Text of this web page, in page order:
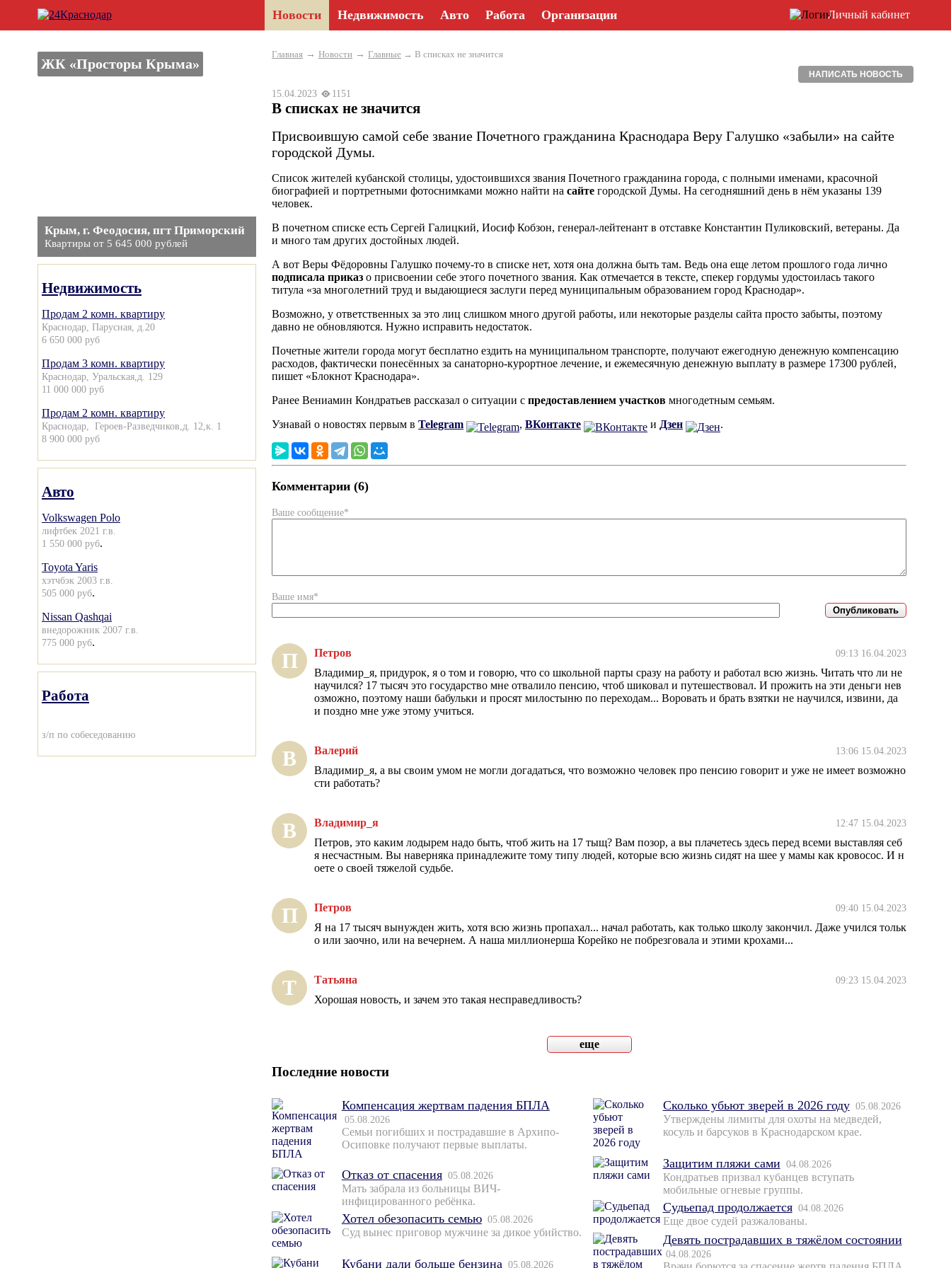
Новости Недвижимость Авто Работа Организации Личный кабинет
ЖК «Просторы Крыма»
Крым, г. Феодосия, пгт Приморский
Квартиры от 5 645 000 рублей
Недвижимость
Продам 2 комн. квартиру
Краснодар, Парусная, д.20
6 650 000 руб
Продам 3 комн. квартиру
Краснодар, Уральская,д. 129
11 000 000 руб
Продам 2 комн. квартиру
Краснодар, Героев-Разведчиков,д. 12,к. 1
8 900 000 руб
Авто
Volkswagen Polo
лифтбек 2021 г.в.
1 550 000 руб.
Toyota Yaris
хэтчбэк 2003 г.в.
505 000 руб.
Nissan Qashqai
внедорожник 2007 г.в.
775 000 руб.
Работа
з/п по собеседованию
Главная → Новости → Главные → В списках не значится
НАПИСАТЬ НОВОСТЬ
15.04.2023 1151
В списках не значится
Присвоившую самой себе звание Почетного гражданина Краснодара Веру Галушко «забыли» на сайте
городской Думы.
Список жителей кубанской столицы, удостоившихся звания Почетного гражданина города, с полными именами, красочной
биографией и портретными фотоснимками можно найти на сайте городской Думы. На сегодняшний день в нём указаны 139
человек.
В почетном списке есть Сергей Галицкий, Иосиф Кобзон, генерал-лейтенант в отставке Константин Пуликовский, ветераны. Да
и много там других достойных людей.
А вот Веры Фёдоровны Галушко почему-то в списке нет, хотя она должна быть там. Ведь она еще летом прошлого года лично
подписала приказ о присвоении себе этого почетного звания. Как отмечается в тексте, спекер гордумы удостоилась такого
титула «за многолетний труд и выдающиеся заслуги перед муниципальным образованием город Краснодар».
Возможно, у ответственных за это лиц слишком много другой работы, или некоторые разделы сайта просто забыты, поэтому
давно не обновляются. Нужно исправить недостаток.
Почетные жители города могут бесплатно ездить на муниципальном транспорте, получают ежегодную денежную компенсацию
расходов, фактически понесённых за санаторно-курортное лечение, и ежемесячную денежную выплату в размере 17300 рублей,
пишет «Блокнот Краснодара».
Ранее Вениамин Кондратьев рассказал о ситуации с предоставлением участков многодетным семьям.
Узнавай о новостях первым в Telegram , ВКонтакте и Дзен .
Комментарии (6)
Ваше сообщение*
Ваше имя*
П Петров 09:13 16.04.2023
Владимир_я, придурок, я о том и говорю, что со школьной парты сразу на работу и работал всю жизнь. Читать что ли не
научился? 17 тысяч это государство мне отвалило пенсию, чтоб шиковал и путешествовал. И прожить на эти деньги нев
озможно, поэтому наши бабульки и просят милостыню по переходам... Воровать и брать взятки не научился, извини, да
и поздно мне уже этому учиться.
В Валерий 13:06 15.04.2023
Владимир_я, а вы своим умом не могли догадаться, что возможно человек про пенсию говорит и уже не имеет возможно
сти работать?
В Владимир_я 12:47 15.04.2023
Петров, это каким лодырем надо быть, чтоб жить на 17 тыщ? Вам позор, а вы плачетесь здесь перед всеми выставляя себ
я несчастным. Вы наверняка принадлежите тому типу людей, которые всю жизнь сидят на шее у мамы как кровосос. И н
оете о своей тяжелой судьбе.
П Петров 09:40 15.04.2023
Я на 17 тысяч вынужден жить, хотя всю жизнь пропахал... начал работать, как только школу закончил. Даже учился тольк
о или заочно, или на вечернем. А наша миллионерша Корейко не побрезговала и этими крохами...
Т Татьяна 09:23 15.04.2023
Хорошая новость, и зачем это такая несправедливость?
еще
Последние новости
Компенсация жертвам падения БПЛА
05.08.2026
Семьи погибших и пострадавшие в Архипо-
Осиповке получают первые выплаты.
Отказ от спасения 05.08.2026
Мать забрала из больницы ВИЧ-
инфицированного ребёнка.
Хотел обезопасить семью 05.08.2026
Суд вынес приговор мужчине за дикое убийство.
Кубани дали больше бензина 05.08.2026
Сколько убьют зверей в 2026 году 05.08.2026
Утверждены лимиты для охоты на медведей,
косуль и барсуков в Краснодарском крае.
Защитим пляжи сами 04.08.2026
Кондратьев призвал кубанцев вступать
мобильные огневые группы.
Судьепад продолжается 04.08.2026
Еще двое судей разжалованы.
Девять пострадавших в тяжёлом состоянии
04.08.2026